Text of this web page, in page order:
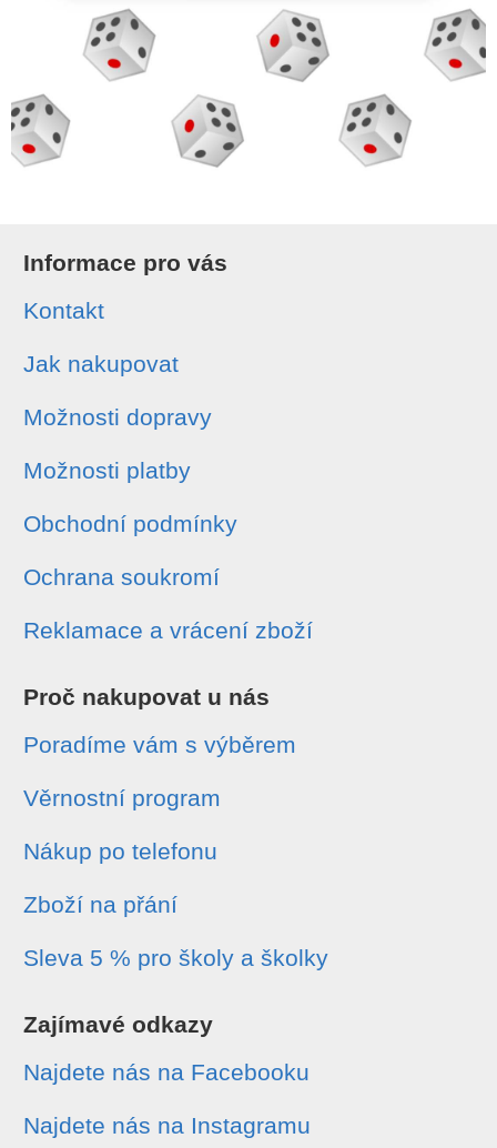
Informace pro vás
Kontakt
Jak nakupovat
Možnosti dopravy
Možnosti platby
Obchodní podmínky
Ochrana soukromí
Reklamace a vrácení zboží
Proč nakupovat u nás
Poradíme vám s výběrem
Věrnostní program
Nákup po telefonu
Zboží na přání
Sleva 5 % pro školy a školky
Zajímavé odkazy
Najdete nás na Facebooku
Najdete nás na Instagramu